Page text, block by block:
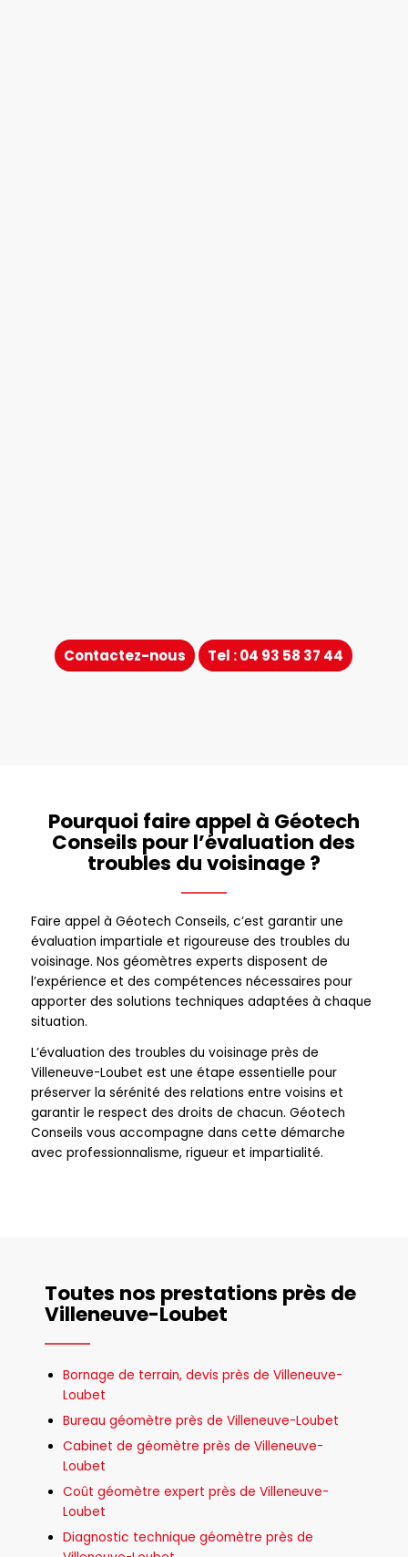
Contactez-nous Tel : 04 93 58 37 44
Pourquoi faire appel à Géotech
Conseils pour l’évaluation des
troubles du voisinage ?
Faire appel à Géotech Conseils, c’est garantir une
évaluation impartiale et rigoureuse des troubles du
voisinage. Nos géomètres experts disposent de
l’expérience et des compétences nécessaires pour
apporter des solutions techniques adaptées à chaque
situation.
L’évaluation des troubles du voisinage près de
Villeneuve-Loubet est une étape essentielle pour
préserver la sérénité des relations entre voisins et
garantir le respect des droits de chacun. Géotech
Conseils vous accompagne dans cette démarche
avec professionnalisme, rigueur et impartialité.
Toutes nos prestations près de
Villeneuve-Loubet
Bornage de terrain, devis près de Villeneuve-
Loubet
Bureau géomètre près de Villeneuve-Loubet
Cabinet de géomètre près de Villeneuve-
Loubet
Coût géomètre expert près de Villeneuve-
Loubet
Diagnostic technique géomètre près de